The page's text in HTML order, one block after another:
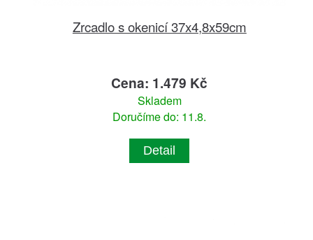
Zrcadlo s okenicí 37x4,8x59cm
Cena: 1.479 Kč
Skladem
Doručíme do: 11.8.
Detail